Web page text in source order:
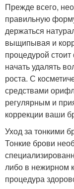
Прежде всего,
правильную
держаться
выщипывая и
процедурой
начать удалять
роста. С
средствами
регулярным и
коррекции ваши
Уход за тонкими
Тонкие брови
либо в нежирном
процедура